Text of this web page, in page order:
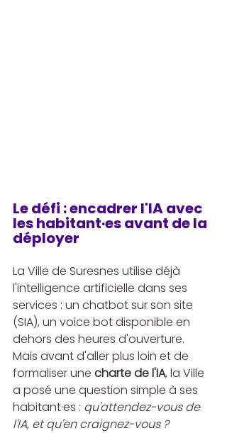
Le défi : encadrer l'IA avec
les habitant·es avant de la
déployer
La Ville de Suresnes utilise déjà
l'intelligence artificielle dans ses
services : un chatbot sur son site
(SIA), un voice bot disponible en
dehors des heures d'ouverture.
Mais avant d'aller plus loin et de
formaliser une charte de l'IA, la Ville
a posé une question simple à ses
habitant·es : qu'attendez-vous de
l'IA, et qu'en craignez-vous ?